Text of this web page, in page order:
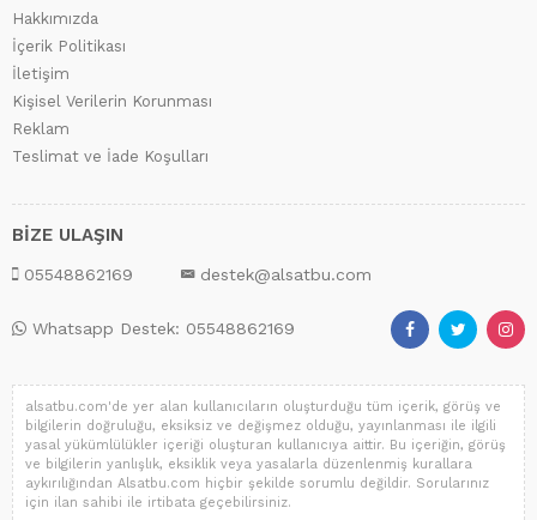
Hakkımızda
İçerik Politikası
İletişim
Kişisel Verilerin Korunması
Reklam
Teslimat ve İade Koşulları
BİZE ULAŞIN
05548862169 destek@alsatbu.com
Whatsapp Destek: 05548862169
alsatbu.com'de yer alan kullanıcıların oluşturduğu tüm içerik, görüş ve
bilgilerin doğruluğu, eksiksiz ve değişmez olduğu, yayınlanması ile ilgili
yasal yükümlülükler içeriği oluşturan kullanıcıya aittir. Bu içeriğin, görüş
ve bilgilerin yanlışlık, eksiklik veya yasalarla düzenlenmiş kurallara
aykırılığından Alsatbu.com hiçbir şekilde sorumlu değildir. Sorularınız
için ilan sahibi ile irtibata geçebilirsiniz.